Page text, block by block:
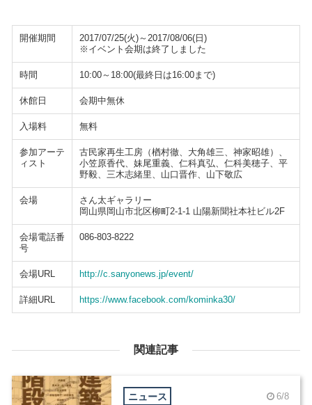
開催期間
2017/07/25(火)～2017/08/06(日)
※イベント会期は終了しました
時間 10:00～18:00(最終日は16:00まで)
休館日 会期中無休
入場料 無料
参加アーテ
ィスト
古民家再生工房（楢村徹、大角雄三、神家昭雄）、
小笠原香代、妹尾重義、仁科真弘、仁科美穂子、平
野毅、三木志緒里、山口晋作、山下敬広
会場
さん太ギャラリー
岡山県岡山市北区柳町2-1-1 山陽新聞社本社ビル2F
会場電話番
号
086-803-8222
会場URL http://c.sanyonews.jp/event/
詳細URL https://www.facebook.com/kominka30/
関連記事
ニュース 6/8